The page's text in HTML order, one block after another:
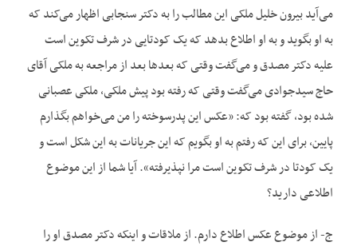
می‌آید بیرون خلیل ملکی این مطالب را به دکتر سنجابی اظهار می‌کند که
به او بگوید و به او اطلاع بدهد که یک کودتایی در شرف تکوین است
علیه دکتر مصدق و می‌گفت وقتی که بعدها بعد از مراجعه به ملکی آقای
حاج سیدجوادی می‌گفت وقتی که رفته بود پیش ملکی، ملکی عصبانی
شده بود، گفته بود که: «عکس این پدرسوخته را من می‌خواهم بگذارم
پایین، برای این که رفتم به او بگویم که این جریانات به این شکل است و
یک کودتا در شرف تکوین است مرا نپذیرفته». آیا شما از این موضوع
اطلاعی دارید؟
ج- از موضوع عکس اطلاع دارم. از ملاقات و اینکه دکتر مصدق او را